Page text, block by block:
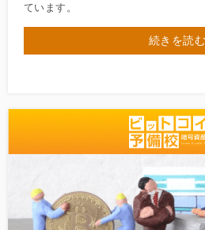
ています。
続きを読む